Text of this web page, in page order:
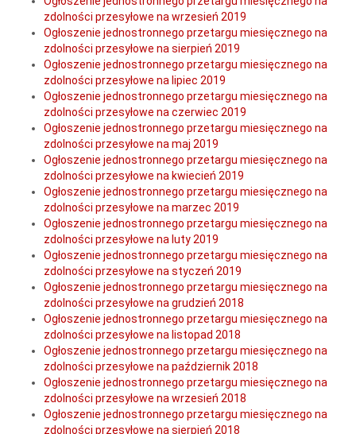
zdolności przesyłowe na wrzesień 2019
Ogłoszenie jednostronnego przetargu miesięcznego na
zdolności przesyłowe na sierpień 2019
Ogłoszenie jednostronnego przetargu miesięcznego na
zdolności przesyłowe na lipiec 2019
Ogłoszenie jednostronnego przetargu miesięcznego na
zdolności przesyłowe na czerwiec 2019
Ogłoszenie jednostronnego przetargu miesięcznego na
zdolności przesyłowe na maj 2019
Ogłoszenie jednostronnego przetargu miesięcznego na
zdolności przesyłowe na kwiecień 2019
Ogłoszenie jednostronnego przetargu miesięcznego na
zdolności przesyłowe na marzec 2019
Ogłoszenie jednostronnego przetargu miesięcznego na
zdolności przesyłowe na luty 2019
Ogłoszenie jednostronnego przetargu miesięcznego na
zdolności przesyłowe na styczeń 2019
Ogłoszenie jednostronnego przetargu miesięcznego na
zdolności przesyłowe na grudzień 2018
Ogłoszenie jednostronnego przetargu miesięcznego na
zdolności przesyłowe na listopad 2018
Ogłoszenie jednostronnego przetargu miesięcznego na
zdolności przesyłowe na październik 2018
Ogłoszenie jednostronnego przetargu miesięcznego na
zdolności przesyłowe na wrzesień 2018
Ogłoszenie jednostronnego przetargu miesięcznego na
zdolności przesyłowe na sierpień 2018